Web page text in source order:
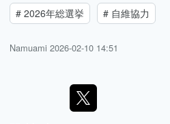
# 2026年総選挙 # 自維協力
Namuami 2026-02-10 14:51